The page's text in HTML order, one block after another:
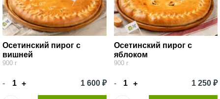
Осетинский пирог с
вишней
900 г
- + 1 600 ₽
Осетинский пирог с
яблоком
900 г
- + 1 250 ₽